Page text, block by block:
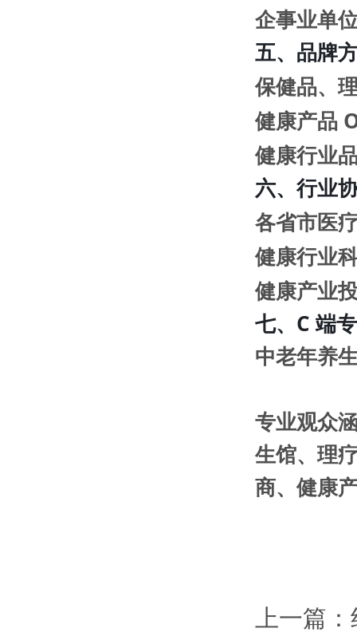
企事业单
五、品牌
保健品、
健康产品
健康行业
六、行业
各省市医
健康行业
健康产业
七、C 端
中老年养
专业观众
生馆、理
商、健康
上一篇